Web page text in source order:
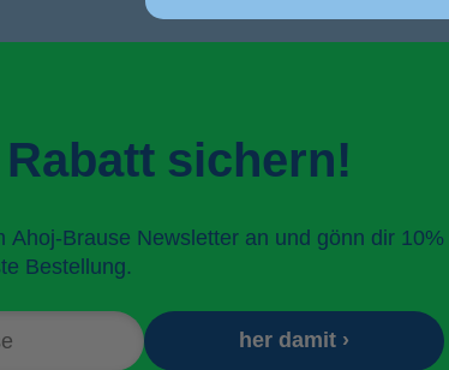
sichern!
Ahoj-Brause Newsletter an und gönn dir 10%
Bestellung.
her damit ›